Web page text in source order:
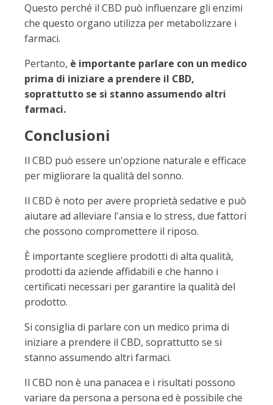
Questo perché il CBD può influenzare gli enzimi
che questo organo utilizza per metabolizzare i
farmaci.
Pertanto, è importante parlare con un medico
prima di iniziare a prendere il CBD,
soprattutto se si stanno assumendo altri
farmaci.
Conclusioni
Il CBD può essere un'opzione naturale e efficace
per migliorare la qualità del sonno.
Il CBD è noto per avere proprietà sedative e può
aiutare ad alleviare l'ansia e lo stress, due fattori
che possono compromettere il riposo.
È importante scegliere prodotti di alta qualità,
prodotti da aziende affidabili e che hanno i
certificati necessari per garantire la qualità del
prodotto.
Si consiglia di parlare con un medico prima di
iniziare a prendere il CBD, soprattutto se si
stanno assumendo altri farmaci.
Il CBD non è una panacea e i risultati possono
variare da persona a persona ed è possibile che